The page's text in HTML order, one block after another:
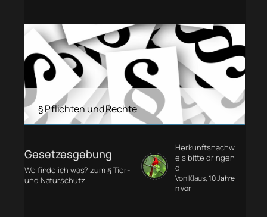
§ Pflichten und Rechte
Gesetzesgebung
Wo finde ich was? zum § Tier-
und Naturschutz
Herkunftsnachw
eis bitte dringen
d
Von Klaus, 10 Jahre
n vor